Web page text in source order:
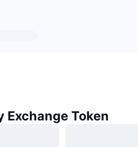
Exchange Token